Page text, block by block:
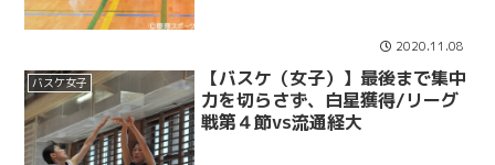
2020.11.08
バスケ女子
【バスケ（女子）】最後まで集中
力を切らさず、白星獲得/リーグ
戦第４節vs流通経大